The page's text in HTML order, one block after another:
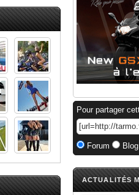
Pour partager
Forum
ACTUALITÉS